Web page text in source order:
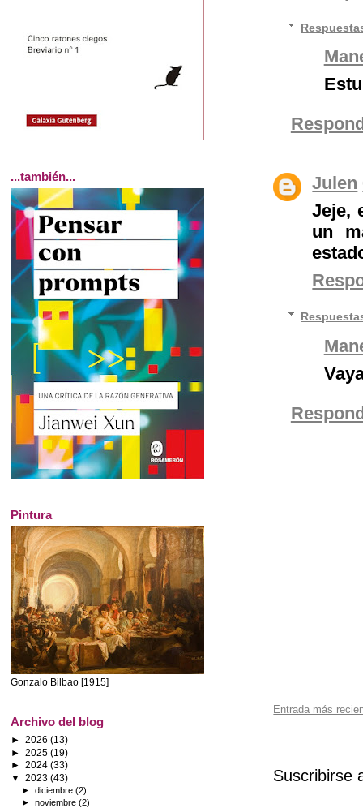
Julen
Jeje,
un
Entrada más
Suscribirse
...también...
Pintura
Gonzalo Bilbao [1915]
Archivo del blog
► 2026 (13)
► 2025 (19)
► 2024 (33)
▼ 2023 (43)
►diciembre(2)
►noviembre(2)